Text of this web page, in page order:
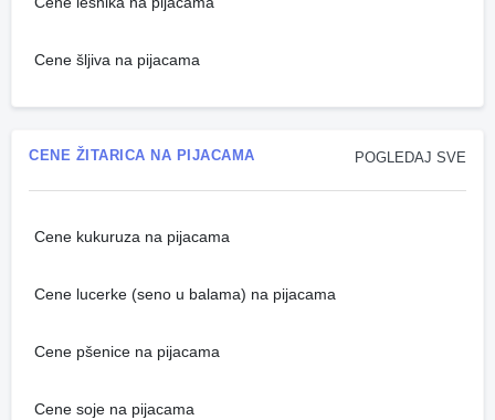
Cene šljiva na pijacama
POGLEDAJ SVE
CENE ŽITARICA NA PIJACAMA
Cene kukuruza na pijacama
Cene lucerke (seno u balama) na pijacama
Cene pšenice na pijacama
Cene soje na pijacama